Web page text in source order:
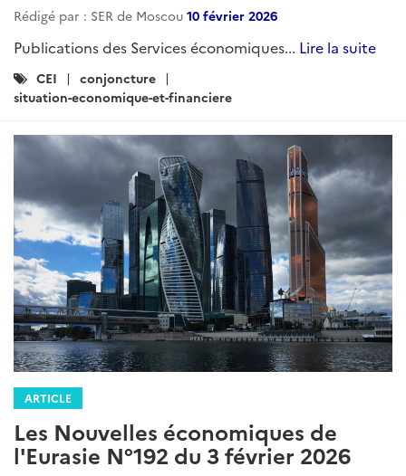
Rédigé par : SER de Moscou 10 février 2026
Publications des Services économiques... Lire la suite
Catégories
:
CEI
conjoncture
situation-economique-et-financiere
ARTICLE
Les Nouvelles économiques de
l'Eurasie N°192 du 3 février 2026